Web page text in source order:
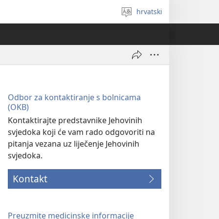
Izaberi
jezik
hrvatski
Odbor za kontaktiranje s bolnicama
(OKB)
Kontaktirajte predstavnike Jehovinih
svjedoka koji će vam rado odgovoriti na
pitanja vezana uz liječenje Jehovinih
svjedoka.
Kontakt
Preuzmite medicinske informacije